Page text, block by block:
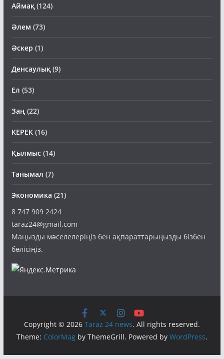
Аймақ(124)
Әлем (73)
Әскер (1)
Денсаулық(9)
Ел (53)
Заң(22)
КЕРЕК(16)
Қылмыс(14)
Танымал (7)
Экономика (21)
8 747 909 2424
taraz24@gmail.com
Маңызды мәселелеріңіз бен ақпараттарыңызды бізбен
бөлісіңіз.
Copyright © 2026 Taraz 24 news. All rights reserved.
Theme: ColorMagby ThemeGrill. Powered by WordPress.